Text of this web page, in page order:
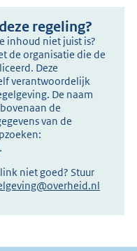
regeling?
inhoud niet juist is?
de organisatie die de
Deze
verantwoordelijk
De naam
de
van de
.
niet goed? Stuur